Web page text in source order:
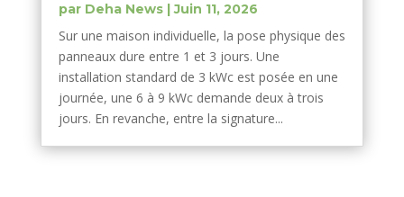
par Deha News|Juin 11, 2026
Sur une maison individuelle, la pose physique des
panneaux dure entre 1 et 3 jours. Une
installation standard de 3 kWc est posée en une
journée, une 6 à 9 kWc demande deux à trois
jours. En revanche, entre la signature...